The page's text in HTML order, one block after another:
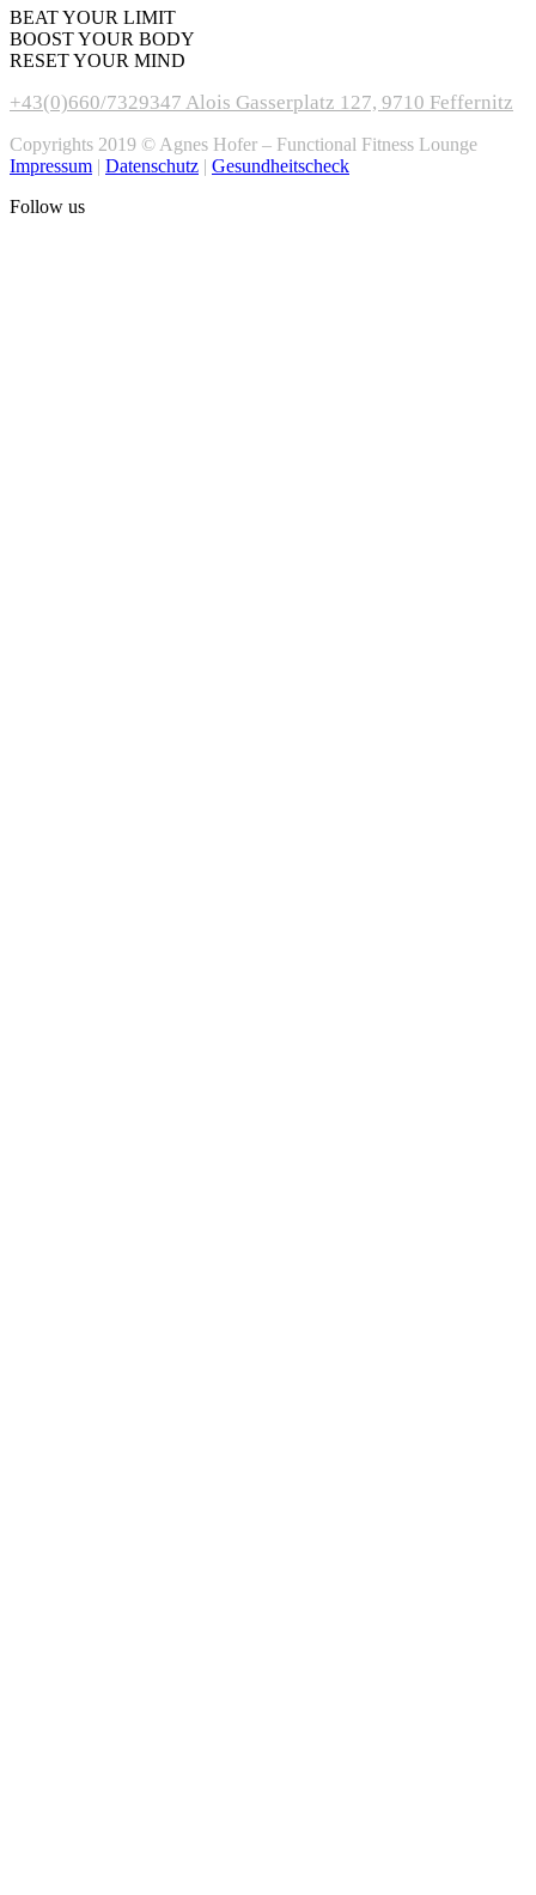
BEAT YOUR LIMIT
BOOST YOUR BODY
RESET YOUR MIND
+43(0)660/7329347 Alois Gasserplatz 127, 9710 Feffernitz
Copyrights 2019 © Agnes Hofer – Functional Fitness Lounge
Impressum | Datenschutz | Gesundheitscheck
Follow us